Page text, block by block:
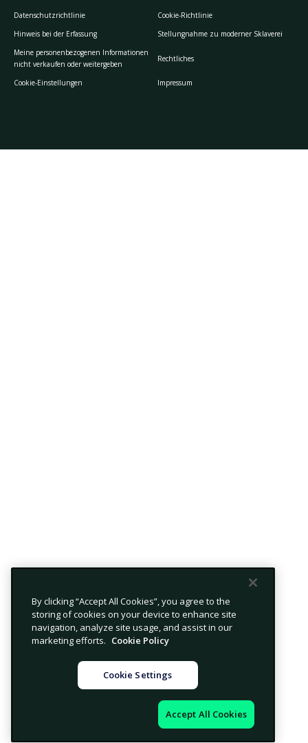
Datenschutzrichtlinie
Cookie-Richtlinie
Hinweis bei der Erfassung
Stellungnahme zu moderner Sklaverei
Meine personenbezogenen Informationen
nicht verkaufen oder weitergeben
Rechtliches
Cookie-Einstellungen Impressum
By clicking “Accept All Cookies”, you agree to the
storing of cookies on your device to enhance site
navigation, analyze site usage, and assist in our
marketing efforts. Cookie Policy
Cookie Settings
Accept All Cookies